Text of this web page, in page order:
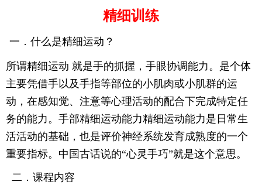
精细训练
一 ． 什么是精细运动？
所谓精细运动 就是手的抓握，手眼协调能力。是个体
主要凭借手以及手指等部位的小肌肉或小肌群的运
动，在感知觉、注意等心理活动的配合下完成特定任
务的能力。手部精细运动能力精细运动能力是日常生
活活动的基础，也是评价神经系统发育成熟度的一个
重要指标。中国古话说的“心灵手巧”就是这个意思。
二 ． 课程内容